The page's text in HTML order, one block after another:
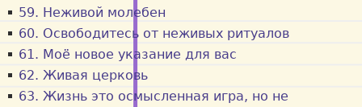
59. Неживой молебен
60. Освободитесь от неживых ритуалов
61. Моё новое указание для вас
62. Живая церковь
63. Жизнь это осмысленная игра, но не